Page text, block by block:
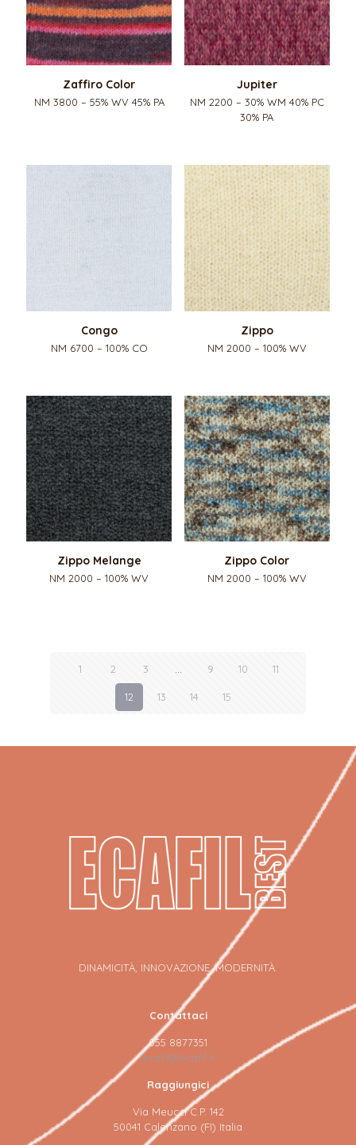
Zaffiro Color
NM 3800 – 55% WV 45% PA
Jupiter
NM 2200 – 30% WM 40% PC
30% PA
Congo
NM 6700 – 100% CO
Zippo
NM 2000 – 100% WV
Zippo Melange
NM 2000 – 100% WV
Zippo Color
NM 2000 – 100% WV
1 2 3 9 10 11
12 13 14 15
DINAMICITÀ, INNOVAZIONE, MODERNITÀ.
Contattaci
055 8877351
ecafil@ecafil.it
Raggiungici
Via Meucci C.P. 142
50041 Calenzano (FI) Italia